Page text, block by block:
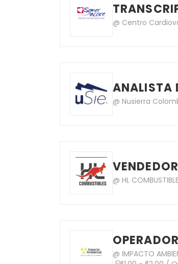
@ Centro
ANALISTA
@ Nusierra
@ HL
@ IMPACTO